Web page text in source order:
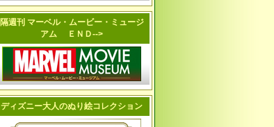
隔週刊 マーベル・ムービー・ミュージ
アム ＥＮＤ-->
ディズニー大人のぬり絵コレクション